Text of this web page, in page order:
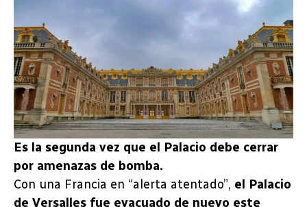
Es la segunda vez que el Palacio debe cerrar
por amenazas de bomba.
Con una Francia en “alerta atentado”, el Palacio
de Versalles fue evacuado de nuevo este